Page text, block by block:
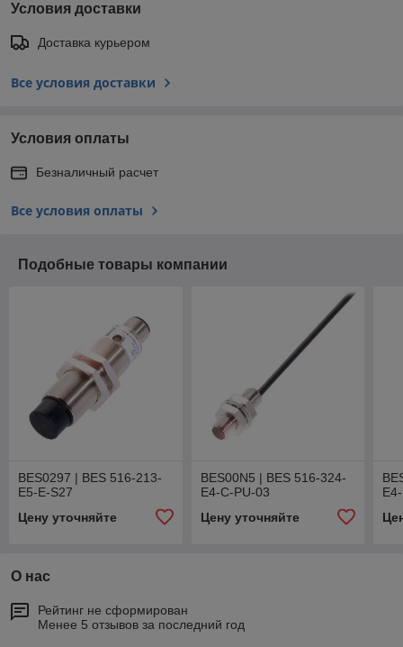
Условия доставки
Доставка курьером
Все условия доставки
Условия оплаты
Безналичный расчет
Все условия оплаты
Подобные товары компании
BES0297 | BES 516-213-
E5-E-S27
Цену уточняйте
BES00N5 | BES 516-324-
E4-C-PU-03
Цену уточняйте
О нас
Рейтинг не сформирован
Менее 5 отзывов за последний год